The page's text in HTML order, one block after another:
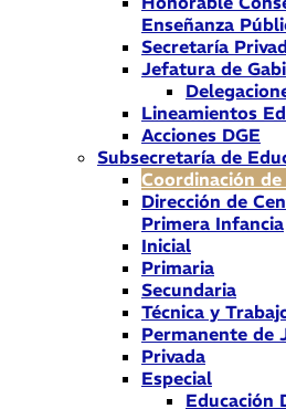
Enseñanza
Secretaría
Jefatura de
Lineamientos
Acciones DGE
Subsecretaría de
Coordinación
Dirección de
Primera Infancia
Inicial
Primaria
Secundaria
Técnica y
Permanente de
Privada
Especial
Educación